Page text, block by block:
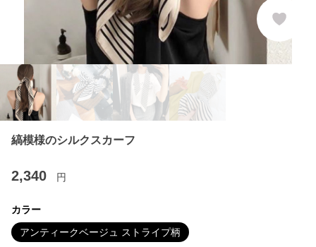
縞模様のシルクスカーフ
2,340 円
カラー
アンティークベージュ ストライプ柄